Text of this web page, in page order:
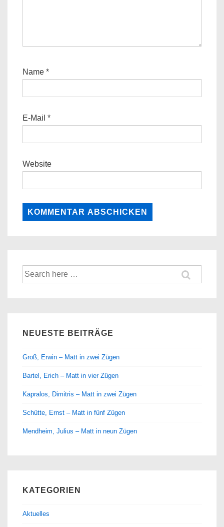
Name *
E-Mail *
Website
Suche
nach:
NEUESTE BEITRÄGE
Groß, Erwin – Matt in zwei Zügen
Bartel, Erich – Matt in vier Zügen
Kapralos, Dimitris – Matt in zwei Zügen
Schütte, Ernst – Matt in fünf Zügen
Mendheim, Julius – Matt in neun Zügen
KATEGORIEN
Aktuelles